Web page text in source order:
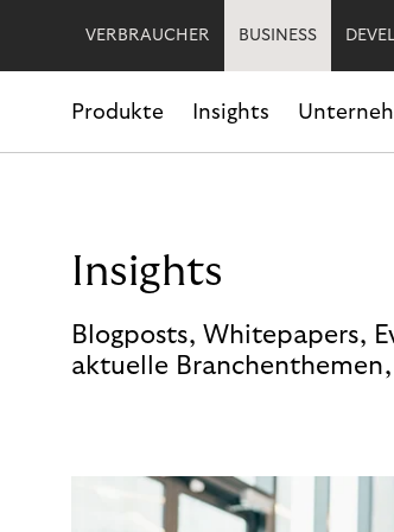
VERBRAUCHER BUSINESS
Produkte Insights
Insights
Blogposts, Whitepapers,
aktuelle